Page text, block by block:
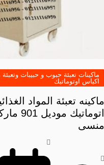
ماكينات تعبئة حبوب و حبيبات
اكياس اوتوماتيك
ماكينه تعبئة المواد
منسى